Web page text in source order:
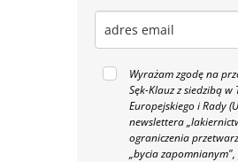
Wyrażam zgodę na
Sęk-Klauz z siedzibą
Europejskiego i Rady
newslettera
ograniczenia
„bycia